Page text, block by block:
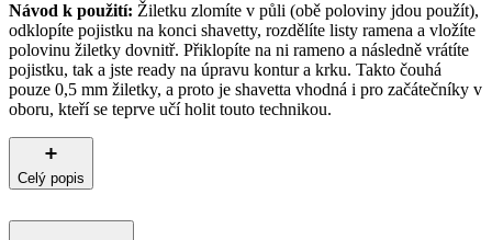
Návod k použití: Žiletku zlomíte v půli (obě poloviny jdou použít),
odklopíte pojistku na konci shavetty, rozdělíte listy ramena a vložíte
polovinu žiletky dovnitř. Přiklopíte na ni rameno a následně vrátíte
pojistku, tak a jste ready na úpravu kontur a krku. Takto čouhá
pouze 0,5 mm žiletky, a proto je shavetta vhodná i pro začátečníky v
oboru, kteří se teprve učí holit touto technikou.
Celý popis